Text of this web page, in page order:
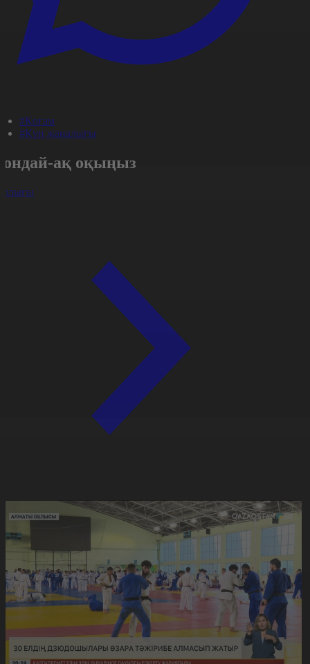
#Қоғам
#Күн жаңалығы
ақ оқыңыз